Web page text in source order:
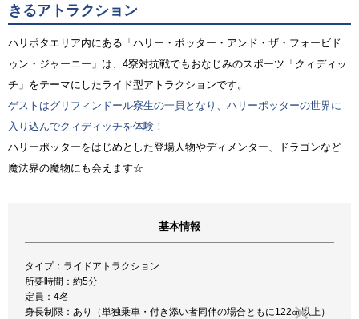
きるアトラクション
ハリポタエリア内にある「ハリー・ポッター・アンド・ザ・フォービド
ゥン・ジャーニー」は、4寮対抗戦でもおなじみのスポーツ「クィディッ
チ」をテーマにしたライド型アトラクションです。
ゲストはグリフィンドール寮生の一員となり、ハリーポッターの世界に
入り込んでクィディッチを体験！
ハリーポッターをはじめとした登場人物やディメンター、ドラゴンなど
魔法界の魔物にも会えます☆
基本情報
タイプ：ライドアトラクション
所要時間：約5分
定員：4名
身長制限：あり（単独乗車・付き添い者同伴の場合ともに122㎝以上）